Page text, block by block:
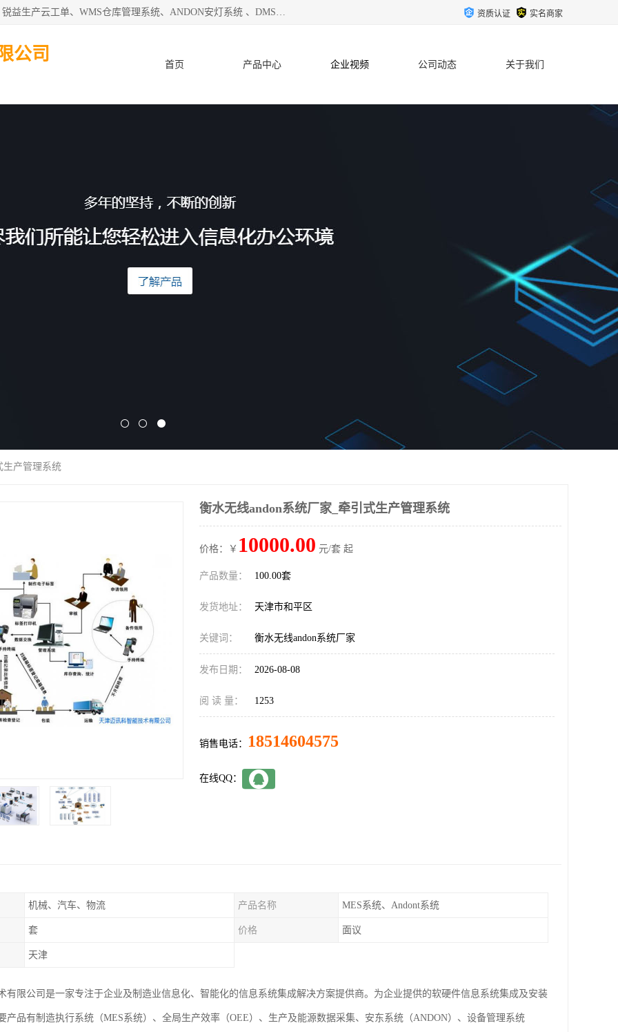
天津迈讯科智能技术有限公司主要从事：MES制造执行系统、锐益生产云工单、WMS仓库管理系统、ANDON安灯系统 、DMS设备管理系统、电气设备健康监测系统、工厂可视化管理、数字化车间；公司是一家专注于企业及制造业信息化、智能化的信息系统集成解决方案提供商的高新技术企业。为企业提供全套的软硬件信息系统集成及安装部署服务。 资质认证 实名商家
公司
首页 产品中心 企业视频 公司动态 关于我们
生产管理系统
衡水无线andon系统厂家_牵引式生产管理系统
价格：￥ 10000.00 元/套 起
产品数量： 100.00套
发货地址： 天津市和平区
关键词： 衡水无线andon系统厂家
发布日期： 2026-08-08
阅 读 量： 1253
销售电话： 18514604575
在线QQ：
机械、汽车、物流 产品名称 MES系统、Andont系统
套 价格 面议
天津
有限公司是一家专注于企业及制造业信息化、智能化的信息系统集成解决方案提供商。为企业提供的软硬件信息系统集成及安装
产品有制造执行系统（MES系统）、全局生产效率（OEE）、生产及能源数据采集、安东系统（ANDON）、设备管理系统